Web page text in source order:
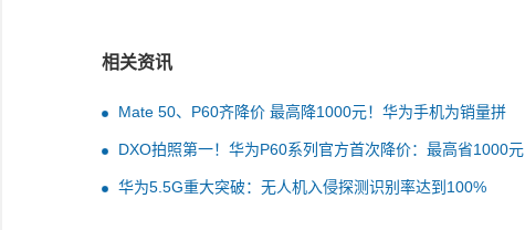
相关资讯
Mate 50、P60齐降价 最高降1000元！华为手机为销量拼
了：今年安卓阵营之光
DXO拍照第一！华为P60系列官方首次降价：最高省1000元
6188元起
华为5.5G重大突破：无人机入侵探测识别率达到100%